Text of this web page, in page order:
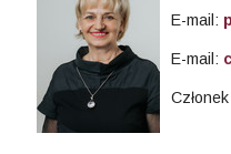
E-mail:
E-mail: